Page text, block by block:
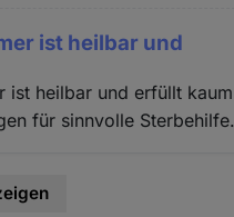
ist heilbar und
ist heilbar und erfüllt
für sinnvolle Sterbehilfe.